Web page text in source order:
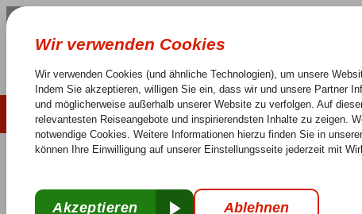
LAST MINUTE SOMMER 2026
Keine versteckten Kosten Sorglos Reisen 25
Home
Griechenland Kreta Gouves Astir Strand